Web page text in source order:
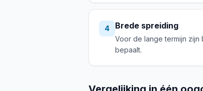
4 Brede spreiding
Voor de lange termijn
bepaalt.